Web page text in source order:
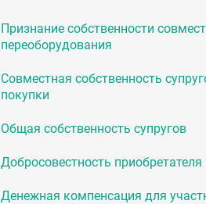
Признание собственности
переоборудования
Совместная собственность
покупки
Общая собственность супругов
Добросовестность приобретателя
Денежная компенсация для